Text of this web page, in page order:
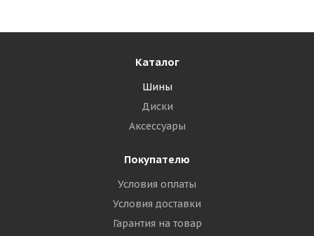
Каталог
Шины
Диски
Аксессуары
Покупателю
Условия оплаты
Условия доставки
Гарантия на товар